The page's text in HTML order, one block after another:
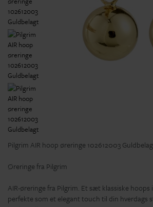
Pilgrim AIR hoop øreringe 102612003
Øreringe fra Pilgrim
AIR-øreringe fra Pilgrim. Et sæt klassiske hoops
perfekte som et elegant touch til din hverdags